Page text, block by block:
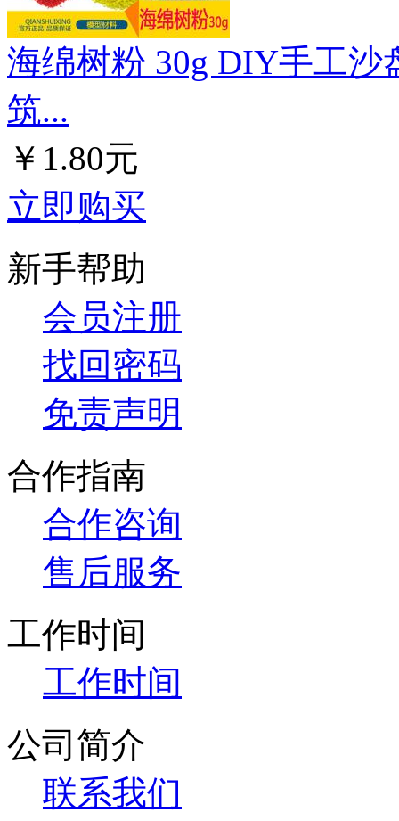
海绵树粉 30g DIY手工
筑...
￥1.80元
立即购买
新手帮助
会员注册
找回密码
免责声明
合作指南
合作咨询
售后服务
工作时间
工作时间
公司简介
联系我们